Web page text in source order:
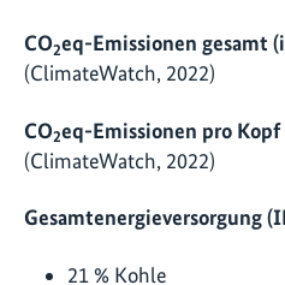
CO2eq-Emissionen gesamt
(ClimateWatch, 2022)
CO2eq-Emissionen pro Kopf
(ClimateWatch, 2022)
Gesamtenergieversorgung
21 % Kohle